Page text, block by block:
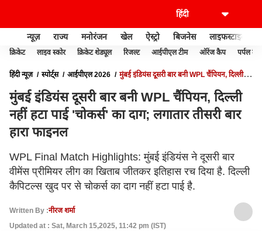
न्यूज़ राज्य मनोरंजन खेल ऐस्ट्रो बिजनेस लाइफस्टाइल
क्रिकेट लाइव स्कोर क्रिकेट शेड्यूल रिजल्ट आईपीएल टीम ऑरेंज कैप पर्पल कैप
हिंदी न्यूज़ स्पोर्ट्स आईपीएल 2026
मुंबई इंडियंस दूसरी बार बनी WPL चैंपियन, दिल्ली
मुंबई इंडियंस दूसरी बार बनी WPL चैंपियन, दिल्ली
नहीं हटा पाई 'चोकर्स' का दाग; लगातार तीसरी बार
हारा फाइनल
WPL Final Match Highlights: मुंबई इंडियंस ने दूसरी बार
वीमेंस प्रीमियर लीग का खिताब जीतकर इतिहास रच दिया है. दिल्ली
कैपिटल्स खुद पर से चोकर्स का दाग नहीं हटा पाई है.
Written By :नीरज शर्मा
Updated at : Sat, March 15,2025, 11:42 pm (IST)